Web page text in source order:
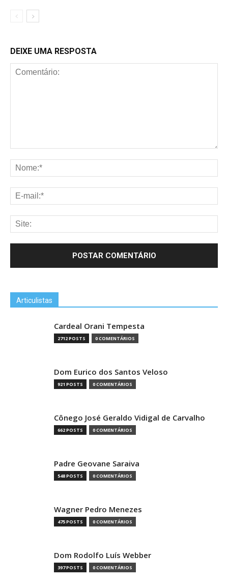
DEIXE UMA RESPOSTA
Articulistas
Cardeal Orani Tempesta
2712 POSTS 0 COMENTÁRIOS
Dom Eurico dos Santos Veloso
921 POSTS 0 COMENTÁRIOS
Cônego José Geraldo Vidigal de Carvalho
662 POSTS 0 COMENTÁRIOS
Padre Geovane Saraiva
548 POSTS 0 COMENTÁRIOS
Wagner Pedro Menezes
475 POSTS 0 COMENTÁRIOS
Dom Rodolfo Luís Webber
397 POSTS 0 COMENTÁRIOS